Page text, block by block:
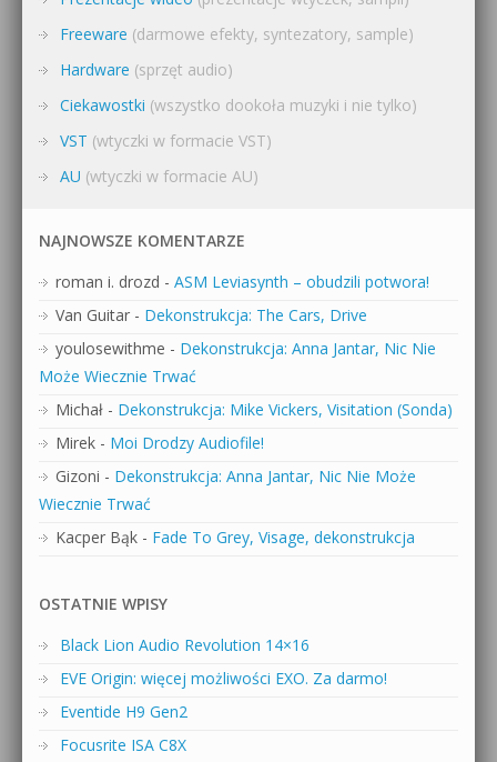
Freeware (darmowe efekty, syntezatory, sample)
Hardware (sprzęt audio)
Ciekawostki (wszystko dookoła muzyki i nie tylko)
VST (wtyczki w formacie VST)
AU (wtyczki w formacie AU)
NAJNOWSZE KOMENTARZE
roman i. drozd - ASM Leviasynth – obudzili potwora!
Van Guitar - Dekonstrukcja: The Cars, Drive
youlosewithme - Dekonstrukcja: Anna Jantar, Nic Nie
Może Wiecznie Trwać
Michał - Dekonstrukcja: Mike Vickers, Visitation (Sonda)
Mirek - Moi Drodzy Audiofile!
Gizoni - Dekonstrukcja: Anna Jantar, Nic Nie Może
Wiecznie Trwać
Kacper Bąk - Fade To Grey, Visage, dekonstrukcja
OSTATNIE WPISY
Black Lion Audio Revolution 14×16
EVE Origin: więcej możliwości EXO. Za darmo!
Eventide H9 Gen2
Focusrite ISA C8X